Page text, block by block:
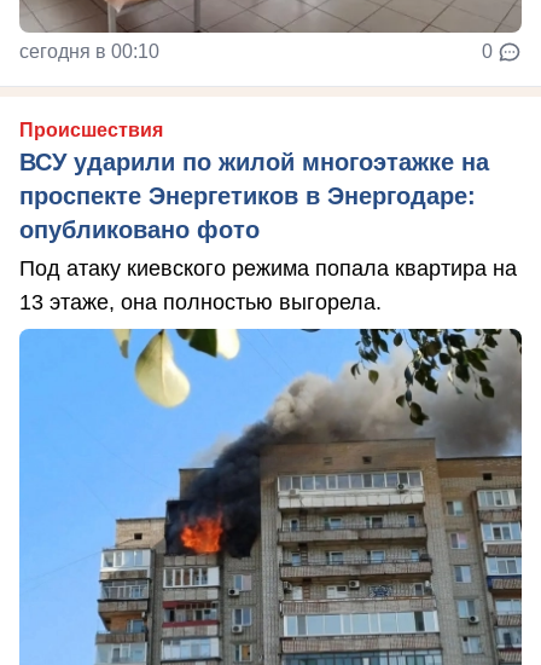
сегодня в 00:10 0
Происшествия
ВСУ ударили по жилой многоэтажке на
проспекте Энергетиков в Энергодаре:
опубликовано фото
Под атаку киевского режима попала квартира на
13 этаже, она полностью выгорела.